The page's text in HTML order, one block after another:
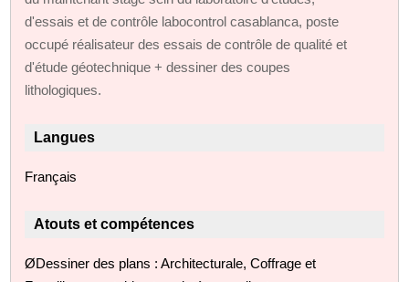
d'essais et de contrôle labocontrol casablanca, poste
occupé réalisateur des essais de contrôle de qualité et
d'étude géotechnique + dessiner des coupes
lithologiques.
Langues
Français
Atouts et compétences
ØDessiner des plans : Architecturale, Coffrage et